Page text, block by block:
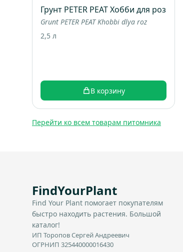
Грунт PETER PEAT Хобби для роз
Grunt PETER PEAT Khobbi dlya roz
2,5 л
В корзину
Перейти ко всем товарам питомника
FindYourPlant
Find Your Plant помогает покупателям
быстро находить растения. Большой
каталог!
ИП Торопов Сергей Андреевич
ОГРНИП 325440000016430